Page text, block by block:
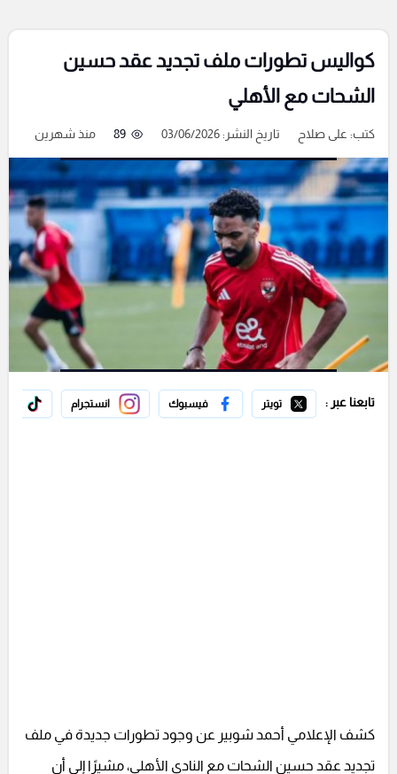
كواليس تطورات ملف تجديد عقد حسين
الشحات مع الأهلي
كتب: على صلاح تاريخ النشر: 03/06/2026 89 منذ شهرين
تابعنا عبر : تويتر فيسبوك انستجرام
كشف الإعلامي أحمد شوبير عن وجود تطورات جديدة في ملف
تجديد عقد حسين الشحات مع النادي الأهلي، مشيرًا إلى أن